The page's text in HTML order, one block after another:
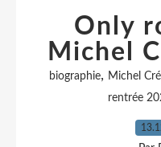
Only
Michel
biographie, Michel
rentrée